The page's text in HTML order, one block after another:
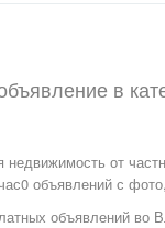
в
недвижимость от
объявлений с
объявлений во